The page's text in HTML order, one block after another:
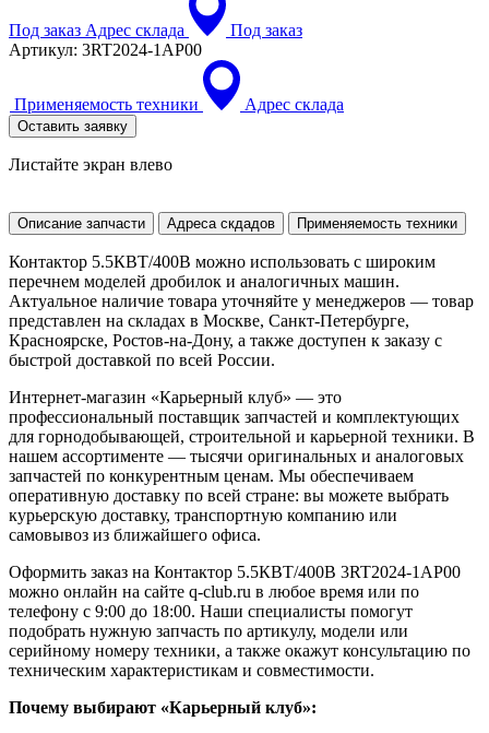
Под заказ Адрес склада
Под заказ
Артикул: 3RT2024-1AP00
Применяемость техники Адрес склада
Оставить заявку
Листайте экран влево
Описание запчасти Адреса скдадов Применяемость техники
Контактор 5.5КВТ/400В можно использовать с широким
перечнем моделей дробилок и аналогичных машин.
Актуальное наличие товара уточняйте у менеджеров — товар
представлен на складах в Москве, Санкт-Петербурге,
Красноярске, Ростов-на-Дону, а также доступен к заказу с
быстрой доставкой по всей России.
Интернет-магазин «Карьерный клуб» — это
профессиональный поставщик запчастей и комплектующих
для горнодобывающей, строительной и карьерной техники. В
нашем ассортименте — тысячи оригинальных и аналоговых
запчастей по конкурентным ценам. Мы обеспечиваем
оперативную доставку по всей стране: вы можете выбрать
курьерскую доставку, транспортную компанию или
самовывоз из ближайшего офиса.
Оформить заказ на Контактор 5.5КВТ/400В 3RT2024-1AP00
можно онлайн на сайте q-club.ru в любое время или по
телефону с 9:00 до 18:00. Наши специалисты помогут
подобрать нужную запчасть по артикулу, модели или
серийному номеру техники, а также окажут консультацию по
техническим характеристикам и совместимости.
Почему выбирают «Карьерный клуб»: